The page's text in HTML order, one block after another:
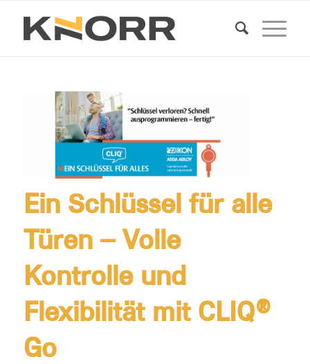
Ein Schlüssel für alle
Türen – Volle
Kontrolle und
Flexibilität mit CLIQ®
Go